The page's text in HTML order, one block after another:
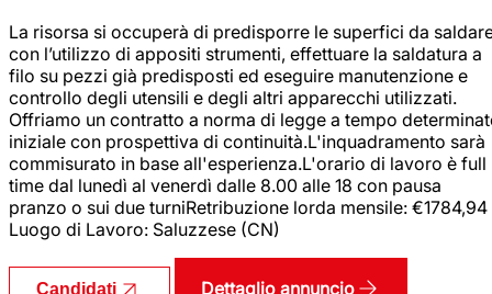
La risorsa si occuperà di predisporre le superfici da
con l’utilizzo di appositi strumenti, effettuare la saldatura a
filo su pezzi già predisposti ed eseguire manutenzione e
controllo degli utensili e degli altri apparecchi utilizzati.
Offriamo un contratto a norma di legge a tempo
iniziale con prospettiva di continuità.L'inquadramento sarà
commisurato in base all'esperienza.L'orario di lavoro è full
time dal lunedì al venerdì dalle 8.00 alle 18 con pausa
pranzo o sui due turniRetribuzione lorda mensile: €1784,94
Luogo di Lavoro: Saluzzese (CN)
Candidati Dettaglio annuncio